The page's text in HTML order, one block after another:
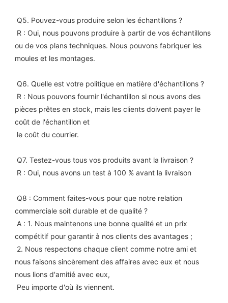
Q5. Pouvez-vous produire selon les échantillons ?
ou de vos plans techniques. Nous pouvons fabriquer les
moules et les montages.
Q6. Quelle est votre politique en matière d'échantillons ?
pièces prêtes en stock, mais les clients doivent payer le
coût de l'échantillon et
le coût du courrier.
Q7. Testez-vous tous vos produits avant la livraison ?
R : Oui, nous avons un test à 100 % avant la livraison
commerciale soit durable et de qualité ?
compétitif pour garantir à nos clients des avantages ;
nous faisons sincèrement des affaires avec eux et nous
nous lions d'amitié avec eux,
Peu importe d'où ils viennent.